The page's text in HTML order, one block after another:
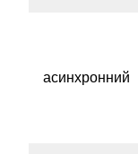
асинхронний